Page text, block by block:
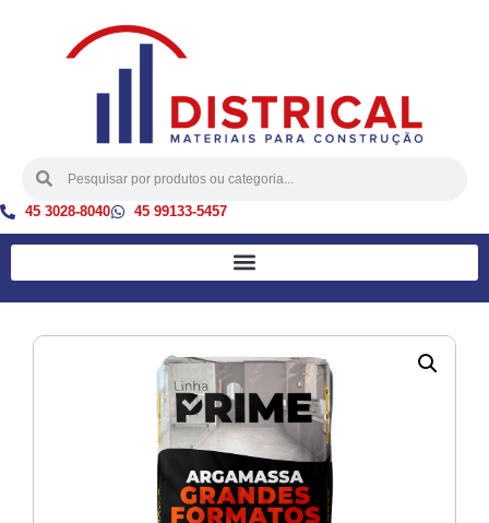
45 3028-8040 45 99133-5457